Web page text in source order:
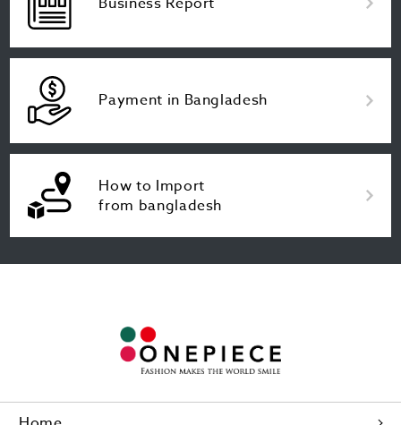
Payment in Bangladesh
How to Import
from bangladesh